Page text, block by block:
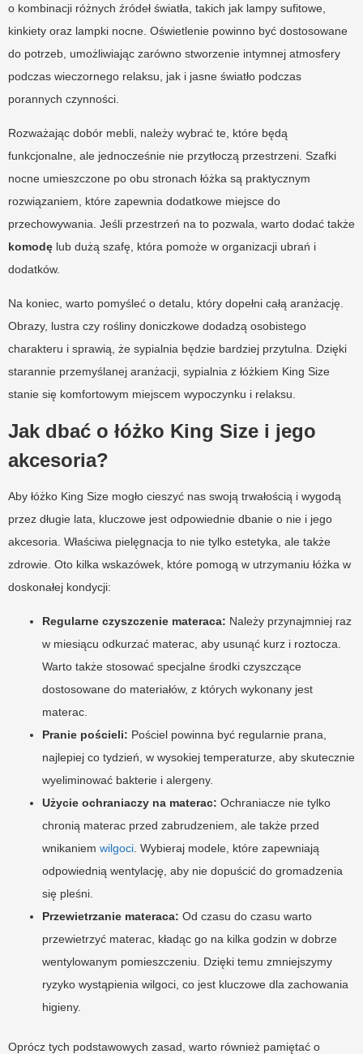
o kombinacji różnych źródeł światła, takich jak lampy sufitowe,
kinkiety oraz lampki nocne. Oświetlenie powinno być dostosowane
do potrzeb, umożliwiając zarówno stworzenie intymnej atmosfery
podczas wieczornego relaksu, jak i jasne światło podczas
porannych czynności.
Rozważając dobór mebli, należy wybrać te, które będą
funkcjonalne, ale jednocześnie nie przytłoczą przestrzeni. Szafki
nocne umieszczone po obu stronach łóżka są praktycznym
rozwiązaniem, które zapewnia dodatkowe miejsce do
przechowywania. Jeśli przestrzeń na to pozwala, warto dodać także
komodę lub dużą szafę, która pomoże w organizacji ubrań i
dodatków.
Na koniec, warto pomyśleć o detalu, który dopełni całą aranżację.
Obrazy, lustra czy rośliny doniczkowe dodadzą osobistego
charakteru i sprawią, że sypialnia będzie bardziej przytulna. Dzięki
starannie przemyślanej aranżacji, sypialnia z łóżkiem King Size
stanie się komfortowym miejscem wypoczynku i relaksu.
Jak dbać o łóżko King Size i jego
akcesoria?
Aby łóżko King Size mogło cieszyć nas swoją trwałością i wygodą
przez długie lata, kluczowe jest odpowiednie dbanie o nie i jego
akcesoria. Właściwa pielęgnacja to nie tylko estetyka, ale także
zdrowie. Oto kilka wskazówek, które pomogą w utrzymaniu łóżka w
doskonałej kondycji:
Regularne czyszczenie materaca: Należy przynajmniej raz
w miesiącu odkurzać materac, aby usunąć kurz i roztocza.
Warto także stosować specjalne środki czyszczące
dostosowane do materiałów, z których wykonany jest
materac.
Pranie pościeli: Pościel powinna być regularnie prana,
najlepiej co tydzień, w wysokiej temperaturze, aby skutecznie
wyeliminować bakterie i alergeny.
Użycie ochraniaczy na materac: Ochraniacze nie tylko
chronią materac przed zabrudzeniem, ale także przed
wnikaniem wilgoci . Wybieraj modele, które zapewniają
odpowiednią wentylację, aby nie dopuścić do gromadzenia
się pleśni.
Przewietrzanie materaca: Od czasu do czasu warto
przewietrzyć materac, kładąc go na kilka godzin w dobrze
wentylowanym pomieszczeniu. Dzięki temu zmniejszymy
ryzyko wystąpienia wilgoci, co jest kluczowe dla zachowania
higieny.
Oprócz tych podstawowych zasad, warto również pamiętać o